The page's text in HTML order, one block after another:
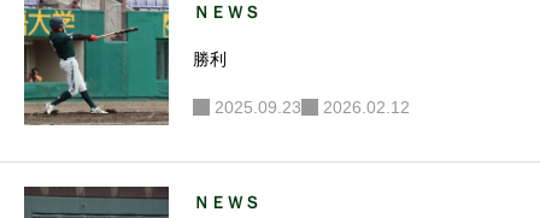
ＮＥＷＳ
勝利
2025.09.23 2026.02.12
ＮＥＷＳ